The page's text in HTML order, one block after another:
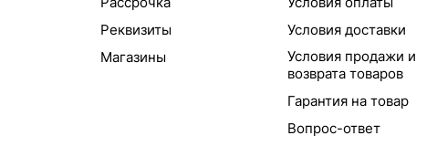
Реквизиты
Магазины
Условия доставки
Условия продажи и
возврата товаров
Гарантия на товар
Вопрос-ответ